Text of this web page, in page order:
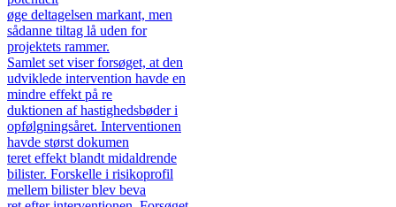
øge deltagelsen markant, men
sådanne tiltag lå uden for
projektets rammer.
Samlet set viser forsøget, at den
udviklede intervention havde en
mindre effekt på re
duktionen af hastighedsbøder i
opfølgningsåret. Interventionen
havde størst dokumen
teret effekt blandt midaldrende
bilister. Forskelle i risikoprofil
mellem bilister blev beva